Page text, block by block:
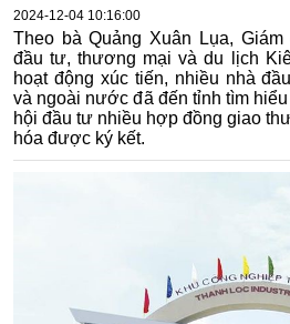
2024-12-04 10:16:00
Theo bà Quảng Xuân Lụa,
đầu tư, thương mại và du lịch
hoạt động xúc tiến, nhiều nhà
và ngoài nước đã đến tỉnh tìm
hội đầu tư nhiều hợp đồng giao
hóa được ký kết.